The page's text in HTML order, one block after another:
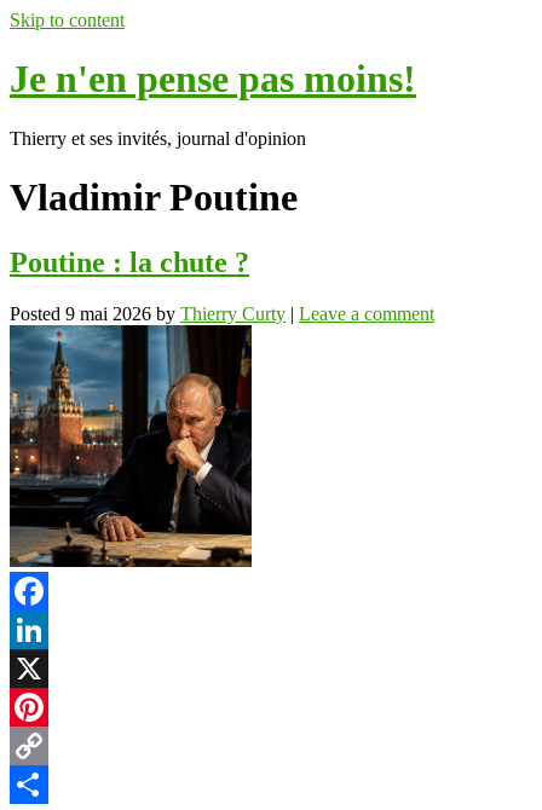
Skip to content
Je n'en pense pas moins!
Thierry et ses invités, journal d'opinion
Vladimir Poutine
Poutine : la chute ?
Posted 9 mai 2026 by Thierry Curty | Leave a comment
Facebook
LinkedIn
X
Pinterest
Copy